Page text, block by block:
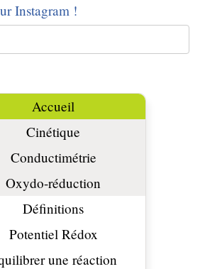
Instagram !
Accueil
Cinétique
Conductimétrie
Oxydo-réduction
Définitions
Potentiel Rédox
une réaction